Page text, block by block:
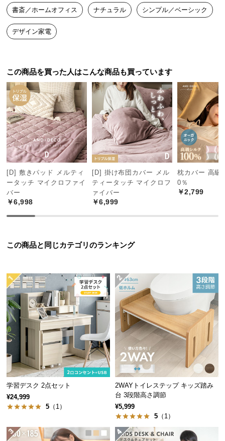
中
型
商
品
送
に
つ
い
て
小
型
品
配
い
開
梱
設
置
サ
ス
に
つ
い
て
搬
書斎／ホームオフィス ナチュラル シンプル／ベーシック
デザイン家電
この商品を買った人はこんな商品も買っています
[D] 敷きパッド メルティ
ータッチ マイクロファイ
バー
￥6,998
[D] 掛け布団カバー メル
ティータッチ マイクロフ
ァイバー
￥6,999
枕カバー 高級
0％
￥2,799
この商品と同じカテゴリのランキング
学習デスク 2点セット
¥24,999
5 （1）
2WAYトイレステップ キッズ踏み
台 3段階高さ調節
¥5,999
5 （1）